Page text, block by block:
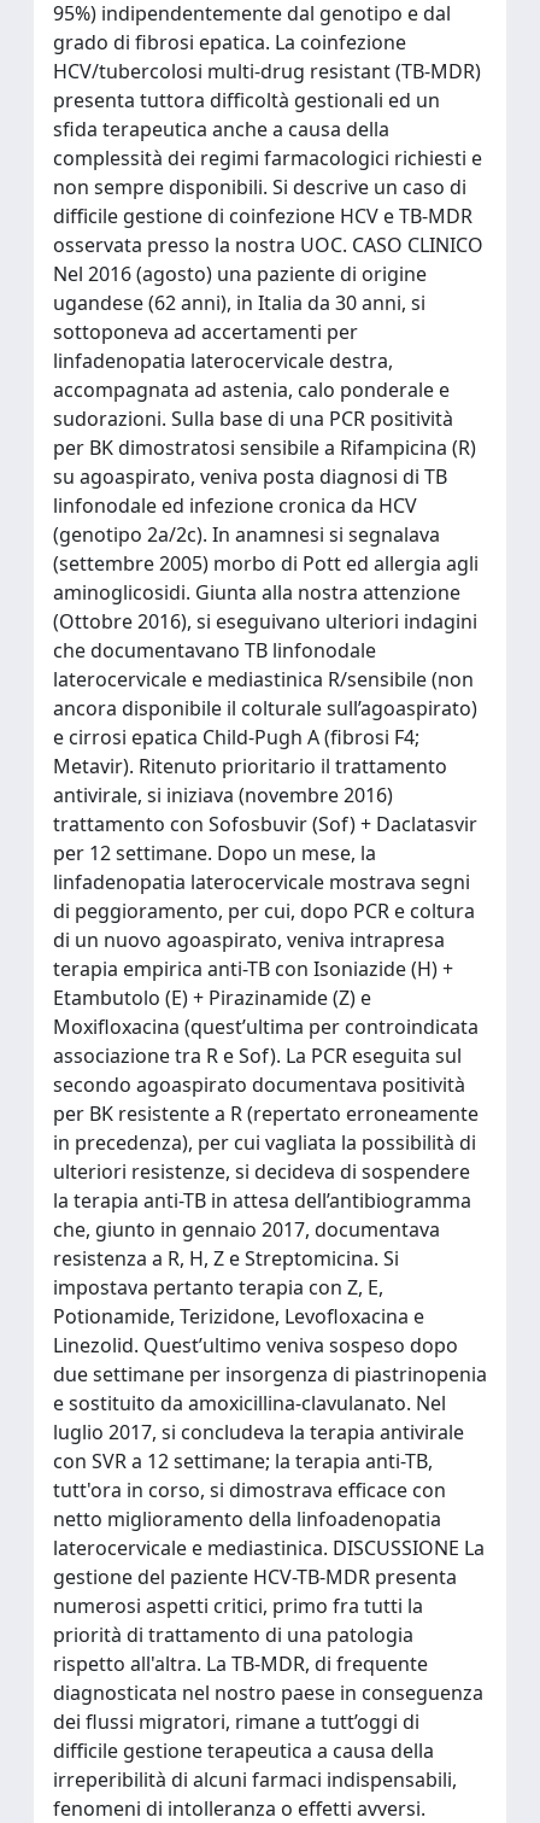
95%) indipendentemente dal genotipo e dal
grado di fibrosi epatica. La coinfezione
HCV/tubercolosi multi-drug resistant (TB-MDR)
presenta tuttora difficoltà gestionali ed un
sfida terapeutica anche a causa della
complessità dei regimi farmacologici richiesti e
non sempre disponibili. Si descrive un caso di
difficile gestione di coinfezione HCV e TB-MDR
osservata presso la nostra UOC. CASO CLINICO
Nel 2016 (agosto) una paziente di origine
ugandese (62 anni), in Italia da 30 anni, si
sottoponeva ad accertamenti per
linfadenopatia laterocervicale destra,
accompagnata ad astenia, calo ponderale e
sudorazioni. Sulla base di una PCR positività
per BK dimostratosi sensibile a Rifampicina (R)
su agoaspirato, veniva posta diagnosi di TB
linfonodale ed infezione cronica da HCV
(genotipo 2a/2c). In anamnesi si segnalava
(settembre 2005) morbo di Pott ed allergia agli
aminoglicosidi. Giunta alla nostra attenzione
(Ottobre 2016), si eseguivano ulteriori indagini
che documentavano TB linfonodale
laterocervicale e mediastinica R/sensibile (non
ancora disponibile il colturale sull’agoaspirato)
e cirrosi epatica Child-Pugh A (fibrosi F4;
Metavir). Ritenuto prioritario il trattamento
antivirale, si iniziava (novembre 2016)
trattamento con Sofosbuvir (Sof) + Daclatasvir
per 12 settimane. Dopo un mese, la
linfadenopatia laterocervicale mostrava segni
di peggioramento, per cui, dopo PCR e coltura
di un nuovo agoaspirato, veniva intrapresa
terapia empirica anti-TB con Isoniazide (H) +
Etambutolo (E) + Pirazinamide (Z) e
Moxifloxacina (quest’ultima per controindicata
associazione tra R e Sof). La PCR eseguita sul
secondo agoaspirato documentava positività
per BK resistente a R (repertato erroneamente
in precedenza), per cui vagliata la possibilità di
ulteriori resistenze, si decideva di sospendere
la terapia anti-TB in attesa dell’antibiogramma
che, giunto in gennaio 2017, documentava
resistenza a R, H, Z e Streptomicina. Si
impostava pertanto terapia con Z, E,
Potionamide, Terizidone, Levofloxacina e
Linezolid. Quest’ultimo veniva sospeso dopo
due settimane per insorgenza di piastrinopenia
e sostituito da amoxicillina-clavulanato. Nel
luglio 2017, si concludeva la terapia antivirale
con SVR a 12 settimane; la terapia anti-TB,
tutt'ora in corso, si dimostrava efficace con
netto miglioramento della linfoadenopatia
laterocervicale e mediastinica. DISCUSSIONE La
gestione del paziente HCV-TB-MDR presenta
numerosi aspetti critici, primo fra tutti la
priorità di trattamento di una patologia
rispetto all'altra. La TB-MDR, di frequente
diagnosticata nel nostro paese in conseguenza
dei flussi migratori, rimane a tutt’oggi di
difficile gestione terapeutica a causa della
irreperibilità di alcuni farmaci indispensabili,
fenomeni di intolleranza o effetti avversi.